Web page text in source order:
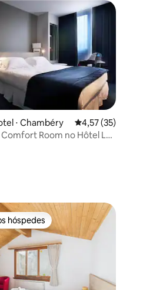
de 5, 215 avaliações
⋅ Chambéry 4,57 de uma
4,57 (35)
Room no Hôtel Le
hóspedes
hóspedes